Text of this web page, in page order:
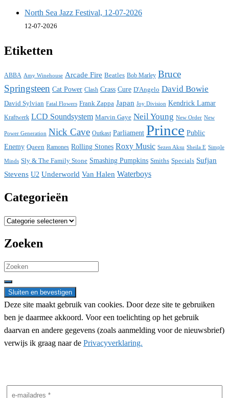
North Sea Jazz Festival, 12-07-2026
12-07-2026
Etiketten
ABBA Amy Winehouse Arcade Fire Beatles Bob Marley Bruce
Springsteen Cat Power Clash Crass Cure D'Angelo David Bowie
David Sylvian Fatal Flowers Frank Zappa Japan Joy Division Kendrick Lamar
Kraftwerk LCD Soundsystem Marvin Gaye Neil Young New Order New
Power Generation Nick Cave Outkast Parliament Prince Public
Enemy Queen Ramones Rolling Stones Roxy Music Sezen Aksu Sheila E Simple
Minds Sly & The Family Stone Smashing Pumpkins Smiths Specials Sufjan
Stevens U2 Underworld Van Halen Waterboys
Categorieën
Categorieën
Zoeken
Search
for:
Deze site maakt gebruik van cookies. Door deze site te gebruiken
ben je daarmee akkoord. Voor een toelichting op het gebruik
daarvan en andere gegevens (zoals aanmelding voor de nieuwsbrief)
verwijs ik graag naar de Privacyverklaring.